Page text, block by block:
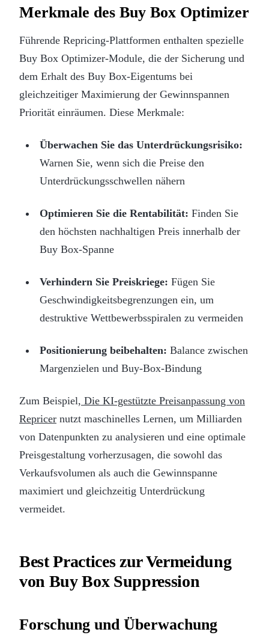
Merkmale des Buy Box Optimizer
Führende Repricing-Plattformen enthalten spezielle
Buy Box Optimizer-Module, die der Sicherung und
dem Erhalt des Buy Box-Eigentums bei
gleichzeitiger Maximierung der Gewinnspannen
Priorität einräumen. Diese Merkmale:
Überwachen Sie das Unterdrückungsrisiko:
Warnen Sie, wenn sich die Preise den
Unterdrückungsschwellen nähern
Optimieren Sie die Rentabilität: Finden Sie
den höchsten nachhaltigen Preis innerhalb der
Buy Box-Spanne
Verhindern Sie Preiskriege: Fügen Sie
Geschwindigkeitsbegrenzungen ein, um
destruktive Wettbewerbsspiralen zu vermeiden
Positionierung beibehalten: Balance zwischen
Margenzielen und Buy-Box-Bindung
Zum Beispiel, Die KI-gestützte Preisanpassung von
Repricer nutzt maschinelles Lernen, um Milliarden
von Datenpunkten zu analysieren und eine optimale
Preisgestaltung vorherzusagen, die sowohl das
Verkaufsvolumen als auch die Gewinnspanne
maximiert und gleichzeitig Unterdrückung
vermeidet.
Best Practices zur Vermeidung
von Buy Box Suppression
Forschung und Überwachung